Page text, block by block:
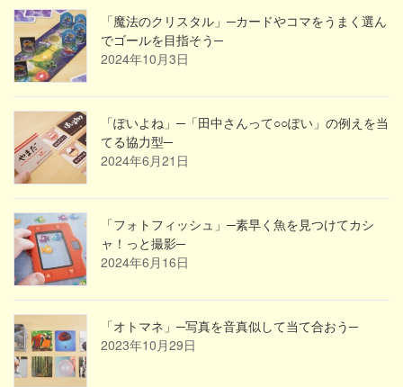
「魔法のクリスタル」─カードやコマをうまく選ん
でゴールを目指そう─
2024年10月3日
「ぽいよね」─「田中さんって○○ぽい」の例えを当
てる協力型─
2024年6月21日
「フォトフィッシュ」─素早く魚を見つけてカシ
ャ！っと撮影─
2024年6月16日
「オトマネ」─写真を音真似して当て合おう─
2023年10月29日